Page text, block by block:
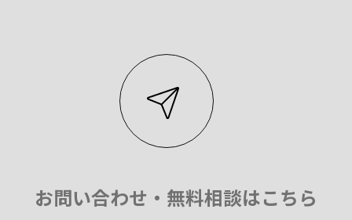
お問い合わせ・無料相談はこちら